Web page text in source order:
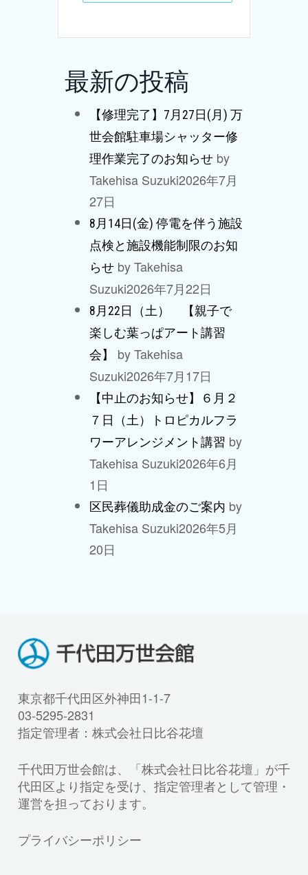
最新の投稿
【修理完了】7月27日(月) 万
世会館駐車場シャッター修
理作業完了のお知らせ by
Takehisa Suzuki2026年7月
27日
8月14日(金) 停電を伴う施設
点検と施設機能制限のお知
らせ by Takehisa
Suzuki2026年7月22日
8月22日（土） 【親子で
楽しむ葉っぱアート講習
会】
by Takehisa
Suzuki2026年7月17日
【中止のお知らせ】６月２
７日（土）トロピカルフラ
ワーアレンジメント講習 by
Takehisa Suzuki2026年6月
1日
区民葬儀助成金のご案内 by
Takehisa Suzuki2026年5月
20日
東京都千代田区外神田1-1-7
03-5295-2831
指定管理者：株式会社日比谷花壇
千代田万世会館は、「株式会社日比谷花壇」が千
代田区より指定を受け、指定管理者として管理・
運営を担っております。
プライバシーポリシー